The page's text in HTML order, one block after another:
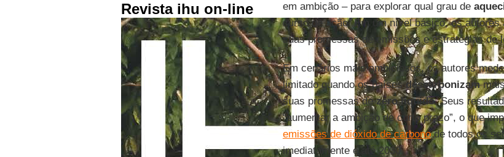
Revista ihu on-line
em ambição – para explorar qual grau de
curso de ação. Em um nível básico, os
suas promessas de emissões e estratégias de
Em cenários mais ambiciosos, os autores
limitado quando os paísesdescarbonizam
suas promessas dezero líquido. Seus
“aumentar a ambição de curto prazo”, o que
emissões de dióxido de carbonode todos os
imediatamente e até 2030.